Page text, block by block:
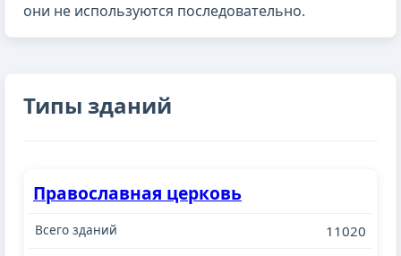
они не используются последовательно.
Типы зданий
Православная церковь
11020